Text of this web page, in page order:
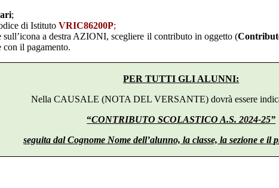
;
di Istituto VRIC86200P;
a destra AZIONI, scegliere il contributo in oggetto (
con il pagamento.
PER TUTTI GLI ALUNNI:
Nella CAUSALE (NOTA DEL VERSANTE) dovrà essere
“CONTRIBUTO SCOLASTICO A.S. 2024-25”
seguita dal Cognome Nome dell’alunno, la classe, la sezione e il